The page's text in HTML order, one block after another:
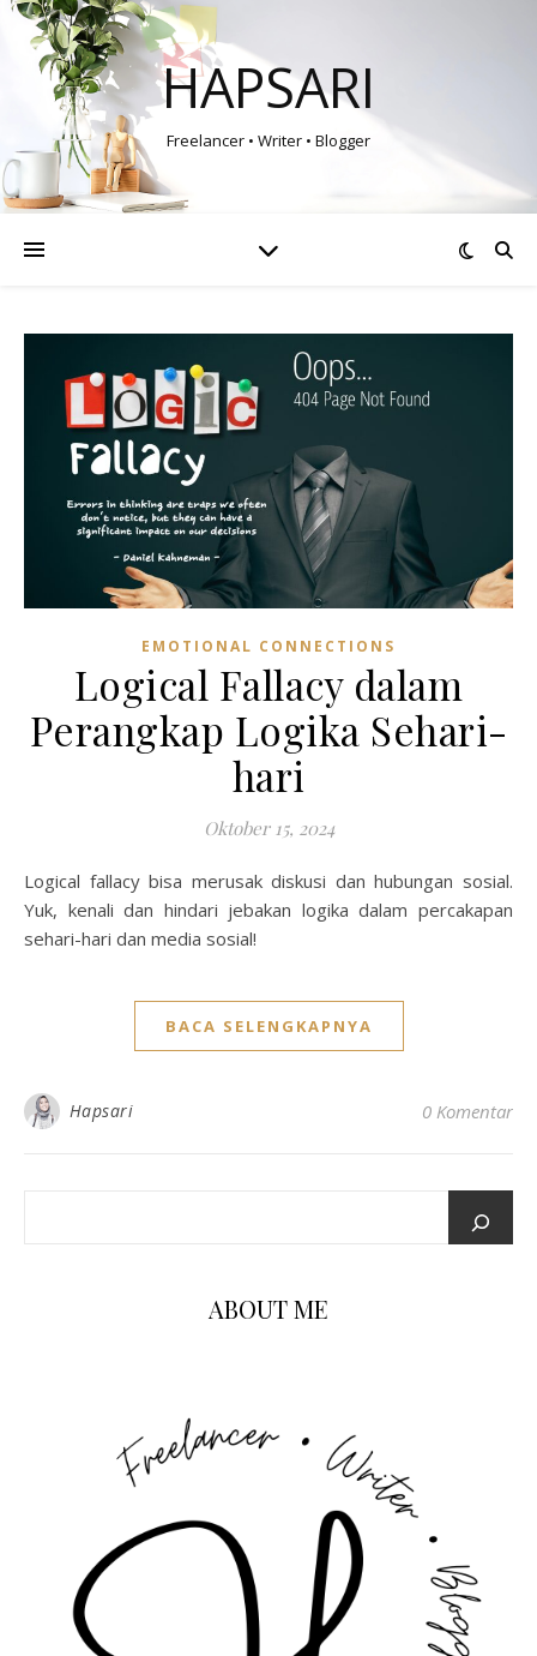
HAPSARI
Freelancer • Writer • Blogger
EMOTIONAL CONNECTIONS
Logical Fallacy dalam
Perangkap Logika Sehari-
hari
Oktober 15, 2024
Logical fallacy bisa merusak diskusi dan hubungan sosial.
Yuk, kenali dan hindari jebakan logika dalam percakapan
sehari-hari dan media sosial!
BACA SELENGKAPNYA
Hapsari 0 Komentar
ABOUT ME